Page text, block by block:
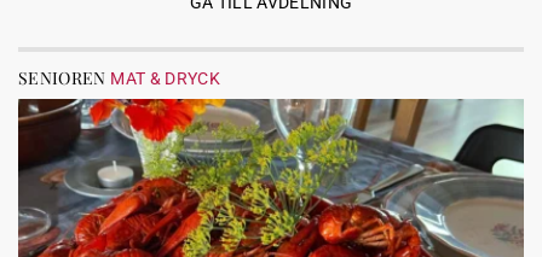
SENIOREN MAT & DRYCK